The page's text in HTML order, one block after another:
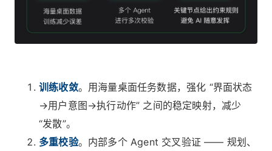
训练收敛。用海量桌面任务数据，强化 “界面状态
→用户意图→执行动作” 之间的稳定映射，减少
“发散”。
多重校验。内部多个 Agent 交叉验证 —— 规划、